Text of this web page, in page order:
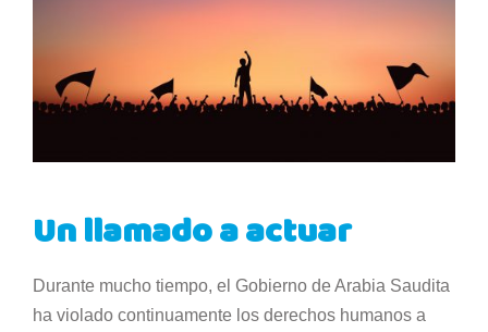
Un llamado a actuar
Durante mucho tiempo, el Gobierno de Arabia Saudita
ha violado continuamente los derechos humanos a